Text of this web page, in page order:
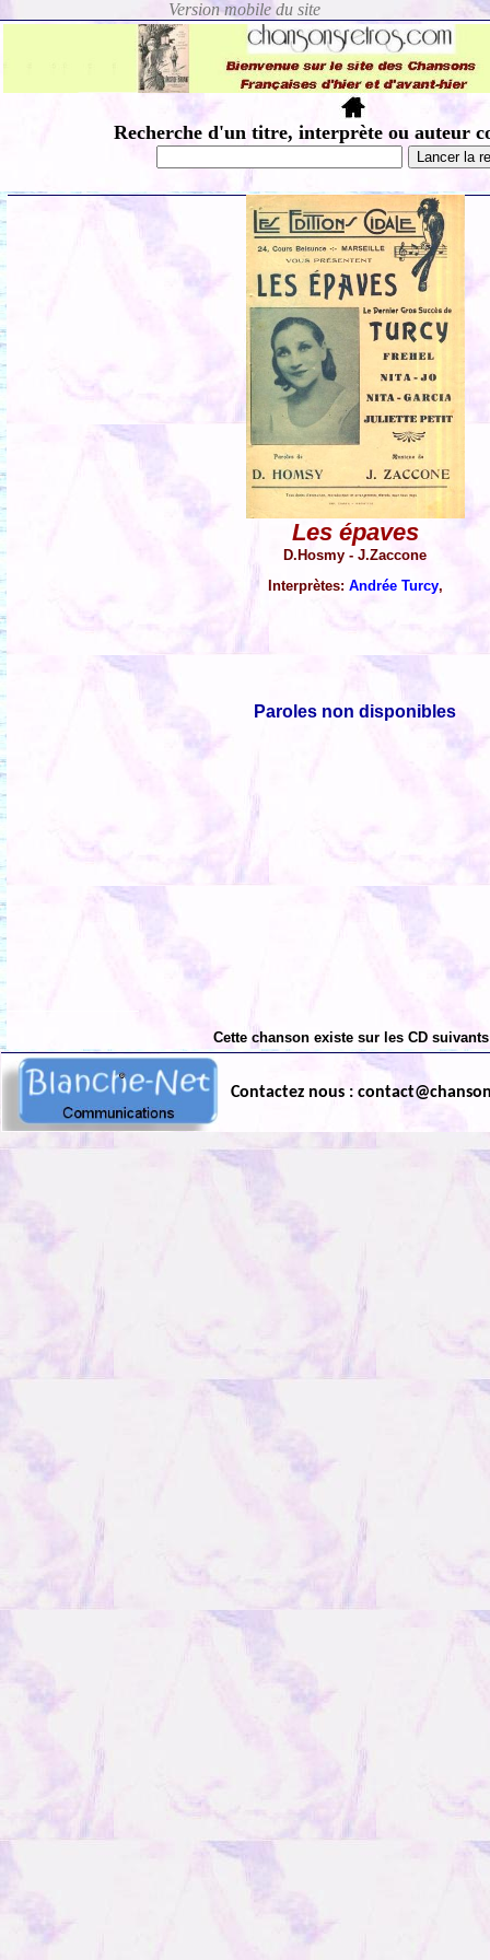
Recherche d'un titre, interprète ou auteur
Les épaves
D.Hosmy - J.Zaccone
Interprètes: Andrée Turcy,
Paroles non disponibles
Cette chanson existe sur les CD
Contactez nous :